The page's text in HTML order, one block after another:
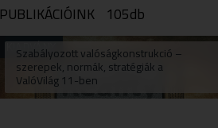
PUBLIKÁCIÓINK 105db
KIADVÁNY
Szabályozott valóságkonstrukció –
szerepek, normák, stratégiák a
ValóVilág 11-ben